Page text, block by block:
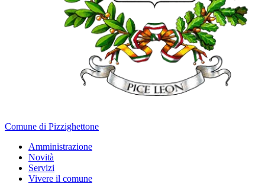
Comune di Pizzighettone
Amministrazione
Novità
Servizi
Vivere il comune